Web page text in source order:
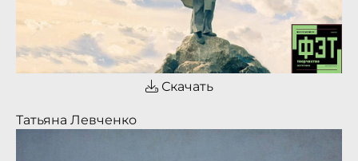
Скачать
Татьяна Левченко